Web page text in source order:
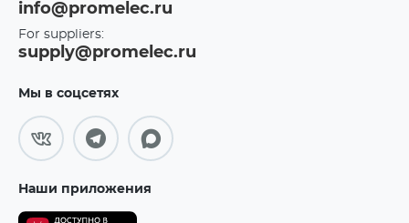
info@promelec.ru
For suppliers:
supply@promelec.ru
Мы в соцсетях
Наши приложения